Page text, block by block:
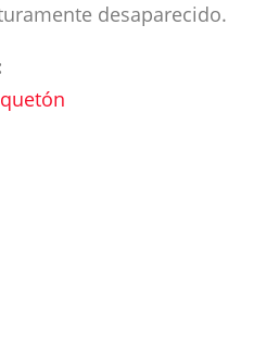
desaparecido.